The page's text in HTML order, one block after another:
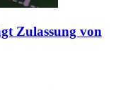
Zulassung von